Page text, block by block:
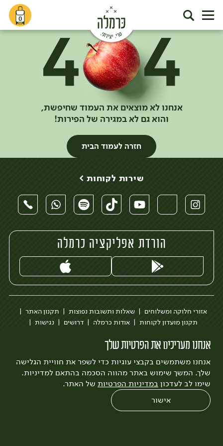
0
אנחנו לא מוצאים את העמוד שחיפשת,
והוא גם לא במגירה של הפירות!
חזרה לעמוד הבית
אנחנו מעריכים את הפרטיות שלך
אנחנו משתמשים בקבצי עוגיות כדי לשפר את חוויית הגלישה
שלך. המשך שימוש באתר מהווה הסכמה בהתאם למדיניות.
שימו לב לעדכון במדיניות הפרטיות של האתר.
אישור
שירות לקוחות >
הורדת אפליקציה כרמלה
אזורי חלוקה ומשלוחים שאלות ותשובות נפוצות
תקנון האתר
תקנון מועדון לקוחות
אודות כרמלה דרושים
נגישות
לצפייה בעדכון מדיניות פרטיות
עיצוב:3bears פיתוח:Quatro